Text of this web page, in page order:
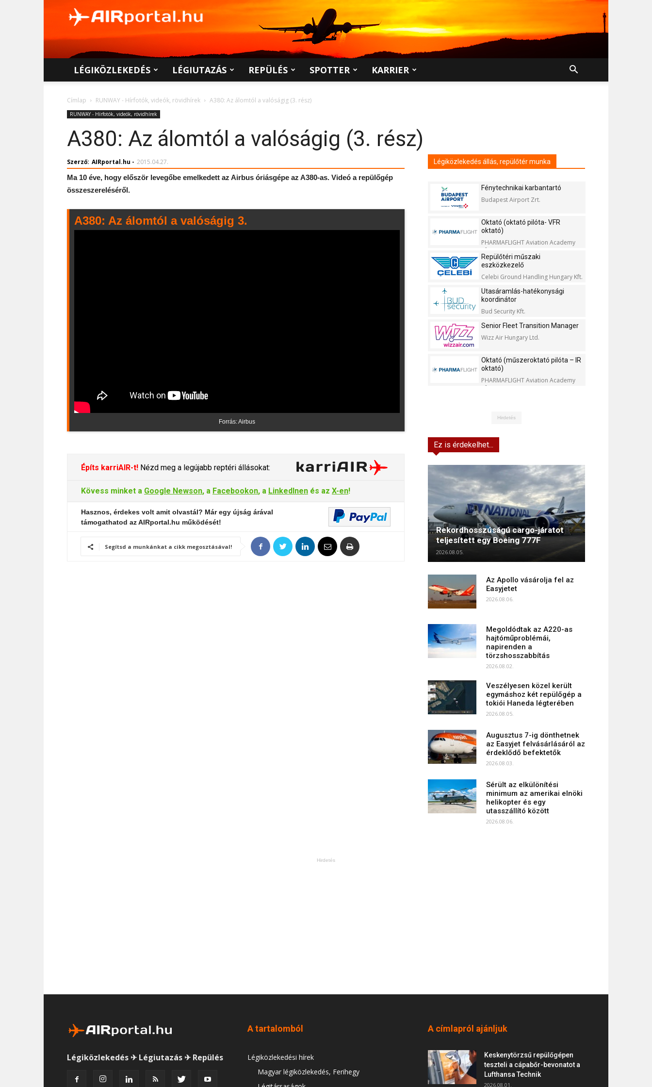
LÉGIKÖZLEKEDÉS LÉGIUTAZÁS REPÜLÉS SPOTTER KARRIER
Címlap RUNWAY - Hírfotók, videók, rövidhírek A380: Az álomtól a valóságig (3. rész)
RUNWAY - Hírfotók, videók, rövidhírek
A380: Az álomtól a valóságig (3. rész)
Szerző: AIRportal.hu - 2015.04.27.
Ma 10 éve, hogy először levegőbe emelkedett az Airbus óriásgépe az A380-as. Videó a repülőgép
összeszereléséről.
A380: Az álomtól a valóságig 3.
Forrás: Airbus
Építs karriAIR-t! Nézd meg a legújabb reptéri állásokat:
Kövess minket a Google Newson, a Facebookon, a LinkedInen és az X-en!
Hasznos, érdekes volt amit olvastál? Már egy újság árával
támogathatod az AIRportal.hu működését!
Segítsd a munkánkat a cikk megosztásával!
Légiközlekedés állás, repülőtér munka
Fénytechnikai karbantartó
Budapest Airport Zrt.
Oktató (oktató pilóta- VFR
oktató)
PHARMAFLIGHT Aviation Academy
Kft.
Repülőtéri műszaki
eszközkezelő
Celebi Ground Handling Hungary Kft.
Utasáramlás-hatékonysági
koordinátor
Bud Security Kft.
Senior Fleet Transition Manager
Wizz Air Hungary Ltd.
Oktató (műszeroktató pilóta – IR
oktató)
PHARMAFLIGHT Aviation Academy
Kft.
Hirdetés
Ez is érdekelhet...
Rekordhosszúságú cargo-járatot
teljesített egy Boeing 777F
2026.08.05.
Az Apollo vásárolja fel az
Easyjetet
2026.08.06.
Megoldódtak az A220-as
hajtóműproblémái,
napirenden a
törzshosszabbítás
2026.08.02.
Veszélyesen közel került
egymáshoz két repülőgép a
tokiói Haneda légterében
2026.08.05.
Augusztus 7-ig dönthetnek
az Easyjet felvásárlásáról az
érdeklődő befektetők
2026.08.03.
Sérült az elkülönítési
minimum az amerikai elnöki
helikopter és egy
utasszállító között
2026.08.06.
Hirdetés
Légiközlekedés ✈ Légiutazás ✈ Repülés
A tartalomból
Légiközlekedési hírek
Magyar légiközlekedés, Ferihegy
A címlapról ajánljuk
Keskenytörzsű repülőgépen
teszteli a cápabőr-bevonatot a
Lufthansa Technik
2026.08.01.